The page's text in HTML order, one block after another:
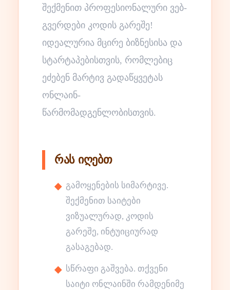
შექმენით პროფესიონალური ვებ-
გვერდები კოდის გარეშე!
იდეალურია მცირე ბიზნესისა და
სტარტაპებისთვის, რომლებიც
ეძებენ მარტივ გადაწყვეტას
ონლაინ-
წარმომადგენლობისთვის.
რას იღებთ
გამოყენების სიმარტივე.
შექმენით საიტები
ვიზუალურად, კოდის
გარეშე, ინტუიციურად
გასაგებად.
სწრაფი გაშვება. თქვენი
საიტი ონლაინში რამდენიმე